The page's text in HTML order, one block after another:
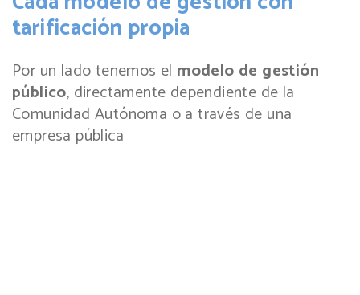
tarificación propia
Por un lado tenemos el modelo de gestión
público, directamente dependiente de la
Comunidad Autónoma o a través de una
empresa pública